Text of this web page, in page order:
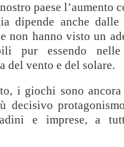
paese l’aumento
dipende anche
non hanno visto un
pur essendo
del vento e del solare.
i giochi sono
decisivo
e imprese, a